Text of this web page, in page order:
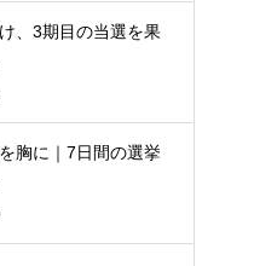
、3期目の当選を果
胸に｜7日間の選挙